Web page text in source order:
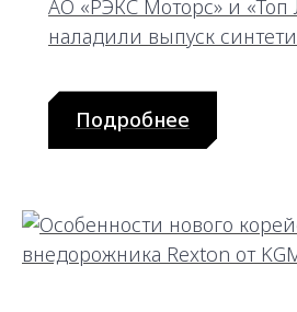
АО «РЭКС Моторс» и «Топ
наладили выпуск
о технических
сервисных интервалах и
предложении.
Подробнее